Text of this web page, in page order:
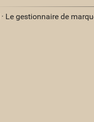
· Le gestionnaire de